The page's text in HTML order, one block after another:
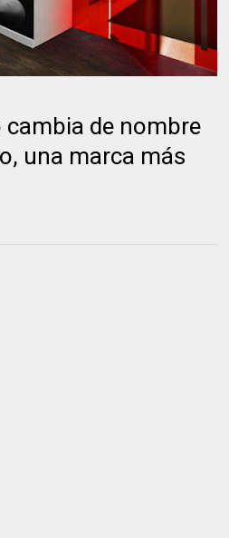
de nombre
una marca más